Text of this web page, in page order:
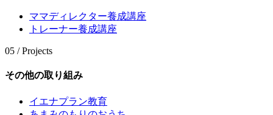
ママディレクター養成講座
トレーナー養成講座
05 / Projects
その他の取り組み
イエナプラン教育